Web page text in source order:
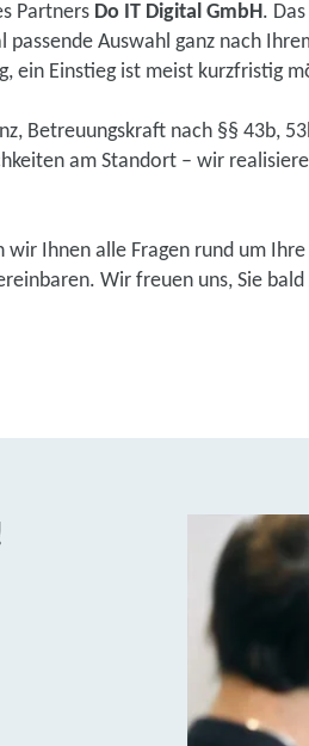
Partners Do IT Digital GmbH.
Auswahl ganz nach
ein Einstieg ist meist kurzfristig
Betreuungskraft nach §§ 43b,
am Standort – wir
Ihnen alle Fragen rund um
Wir freuen uns, Sie